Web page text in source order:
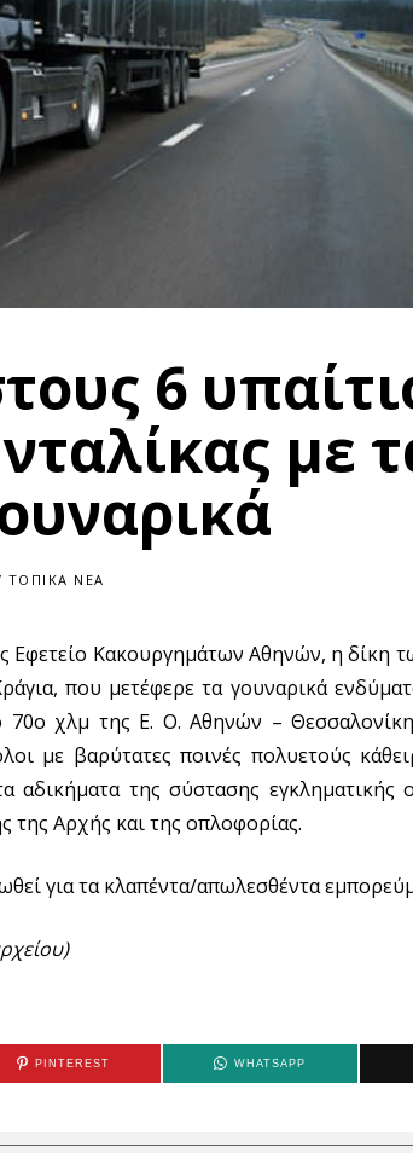
6
με
ΤΟΠΙΚΆ ΝΈΑ
Κακουργημάτων Αθηνών, η δίκη
που μετέφερε τα γουναρικά
70ο χλμ της Ε. Ο. Αθηνών –
με βαρύτατες ποινές πολυετούς
της σύστασης εγκληματικής
της Αρχής και της οπλοφορίας.
για τα κλαπέντα/απωλεσθέντα
PINTEREST WHATSAPP